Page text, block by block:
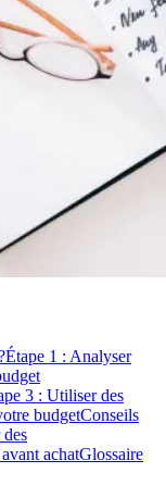
Étape 1 : Analyser
3 : Utiliser des
budgetConseils
achatGlossaire